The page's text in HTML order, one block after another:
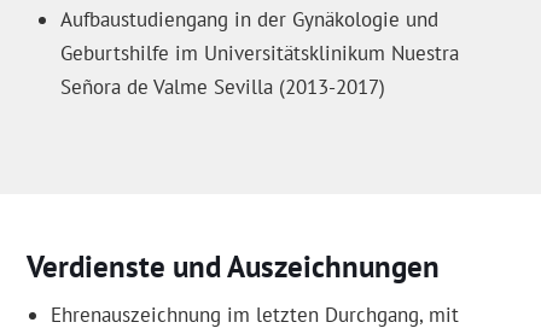
Aufbaustudiengang in der Gynäkologie und
Geburtshilfe im Universitätsklinikum Nuestra
Señora de Valme Sevilla (2013-2017)
Verdienste und Auszeichnungen
Ehrenauszeichnung im letzten Durchgang, mit